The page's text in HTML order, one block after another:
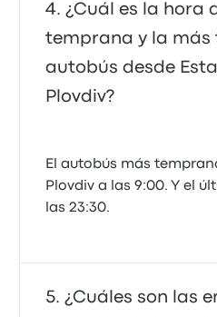
¿Cuál es la hora
temprana y la más
autobús desde
Plovdiv?
El autobús más
Plovdiv a las 9:00. Y el
las 23:30.
¿Cuáles son las